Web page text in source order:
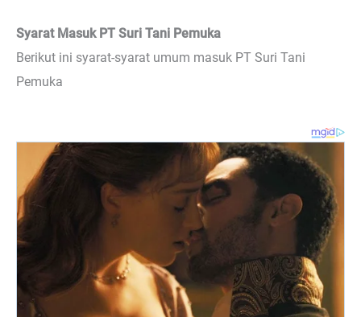
Syarat Masuk PT Suri Tani Pemuka
Berikut ini syarat-syarat umum masuk PT Suri Tani
Pemuka